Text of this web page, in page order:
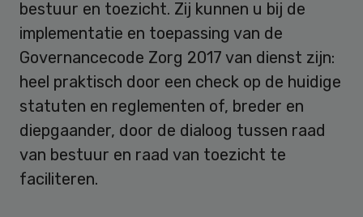
bestuur en toezicht. Zij kunnen u bij de
implementatie en toepassing van de
Governancecode Zorg 2017 van dienst zijn:
heel praktisch door een check op de huidige
statuten en reglementen of, breder en
diepgaander, door de dialoog tussen raad
van bestuur en raad van toezicht te
faciliteren.